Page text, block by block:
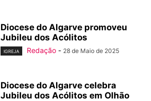
Diocese do Algarve promoveu
Jubileu dos Acólitos
IGREJA Redação - 28 de Maio de 2025
Diocese do Algarve celebra
Jubileu dos Acólitos em Olhão